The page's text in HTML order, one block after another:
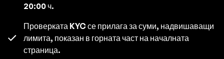
20:00 ч.
Проверката KYC се прилага за суми, надвишаващи
лимита, показан в горната част на началната
страница.